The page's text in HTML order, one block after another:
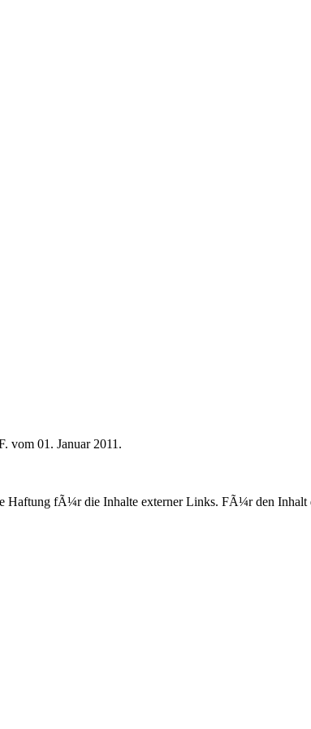
vom 01. Januar 2011.
fÃ¼r die Inhalte externer Links. FÃ¼r den Inhalt